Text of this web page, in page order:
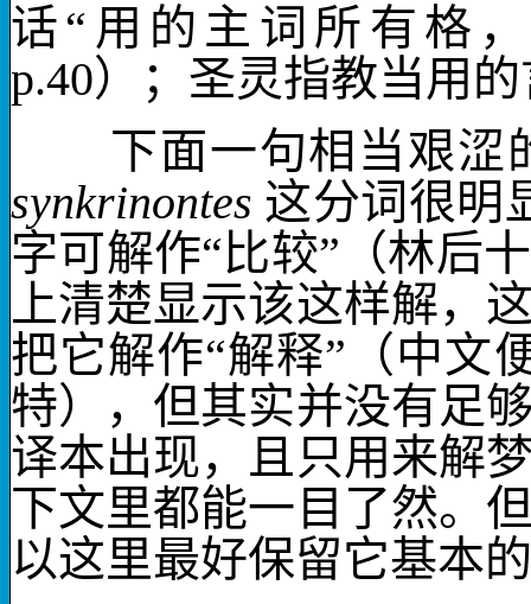
话“用的主词所有格
p.40）；圣灵指教当用
下面一句相当艰涩
synkrinontes 这分词很明
字可解作“比较”（林后十
上清楚显示该这样解，
把它解作“解释”（中文
特），但其实并没有足
译本出现，且只用来解
下文里都能一目了然。
以这里最好保留它基本